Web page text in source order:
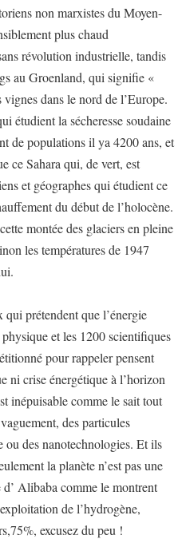
non marxistes du Moyen-
plus chaud
révolution industrielle, tandis
au Groenland, qui signifie «
dans le nord de l’Europe.
étudient la sécheresse soudaine
de populations il ya 4200 ans, et
ce Sahara qui, de vert, est
et géographes qui étudient ce
du début de l’holocène.
montée des glaciers en pleine
les températures de 1947
prétendent que l’énergie
et les 1200 scientifiques
pour rappeler pensent
ni crise énergétique à l’horizon
inépuisable comme le sait tout
des particules
ou des nanotechnologies. Et ils
la planète n’est pas une
d’ Alibaba comme le montrent
de l’hydrogène,
excusez du peu !